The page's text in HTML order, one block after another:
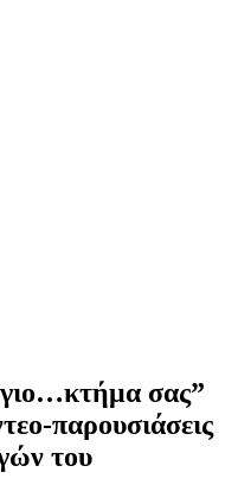
σας”
παρουσιάσεις
του